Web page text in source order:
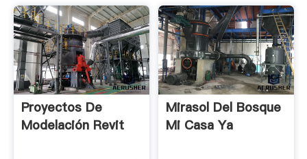
Proyectos De
Modelación Revit
Mirasol Del Bosque
Mi Casa Ya